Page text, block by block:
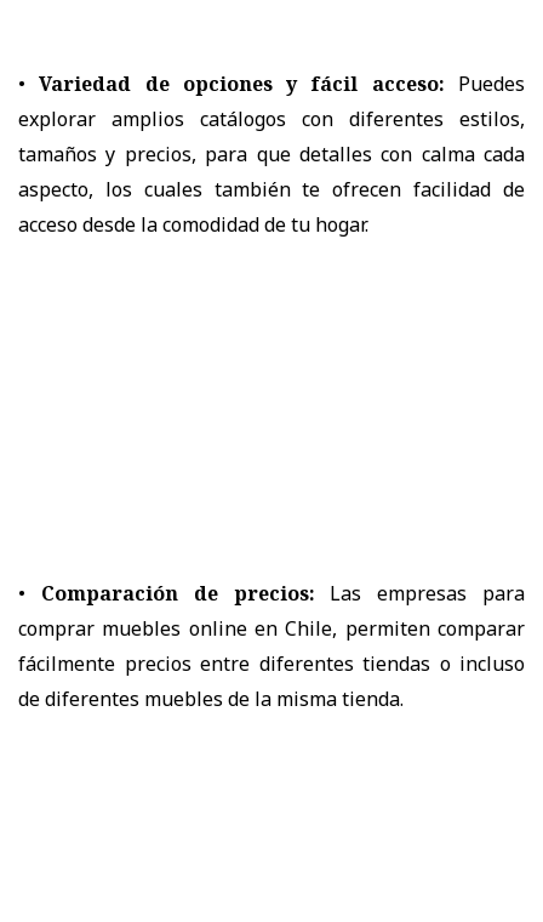
•Variedad de opciones y fácil acceso: Puedes
explorar amplios catálogos con diferentes estilos,
tamaños y precios, para que detalles con calma cada
aspecto, los cuales también te ofrecen facilidad de
acceso desde la comodidad de tu hogar.
• Comparación de precios: Las empresas para
comprar muebles online en Chile, permiten comparar
fácilmente precios entre diferentes tiendas o incluso
de diferentes muebles de la misma tienda.